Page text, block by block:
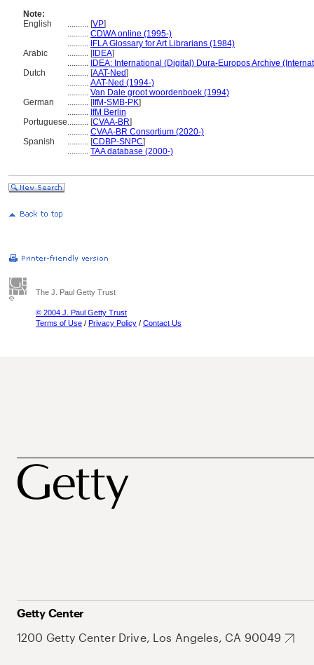
Note:
English
.......... [VP]
.......... CDWA online (1995-)
.......... IFLA Glossary for Art Librarians (1984)
Arabic
.......... [IDEA]
.......... IDEA: International (Digital) Dura-Europos Archive
Dutch
.......... [AAT-Ned]
.......... AAT-Ned (1994-)
.......... Van Dale groot woordenboek (1994)
German
.......... [IfM-SMB-PK]
.......... IfM Berlin
Portuguese.......... [CVAA-BR]
.......... CVAA-BR Consortium (2020-)
Spanish
.......... [CDBP-SNPC]
.......... TAA database (2000-)
The J. Paul Getty Trust
© 2004 J. Paul Getty Trust
Terms of Use / Privacy Policy / Contact Us
Getty Center
1200 Getty Center Drive, Los Angeles, CA 90049